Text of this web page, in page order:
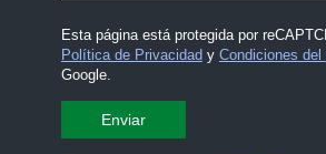
Esta página está protegida por
Política de Privacidad y Condiciones
Google.